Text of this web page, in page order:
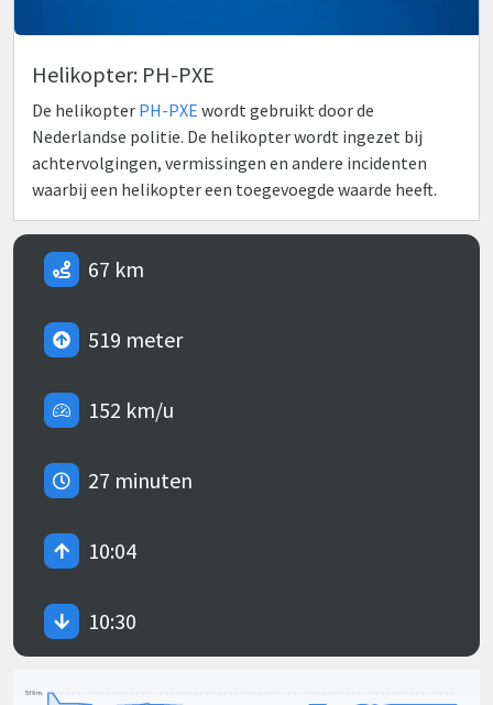
Helikopter: PH-PXE
De helikopter PH-PXE wordt gebruikt door de
Nederlandse politie. De helikopter wordt ingezet bij
achtervolgingen, vermissingen en andere incidenten
waarbij een helikopter een toegevoegde waarde heeft.
67 km
519 meter
152 km/u
27 minuten
10:04
10:30